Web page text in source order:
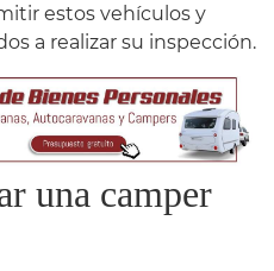
estos vehículos y
a realizar su inspección.
una camper